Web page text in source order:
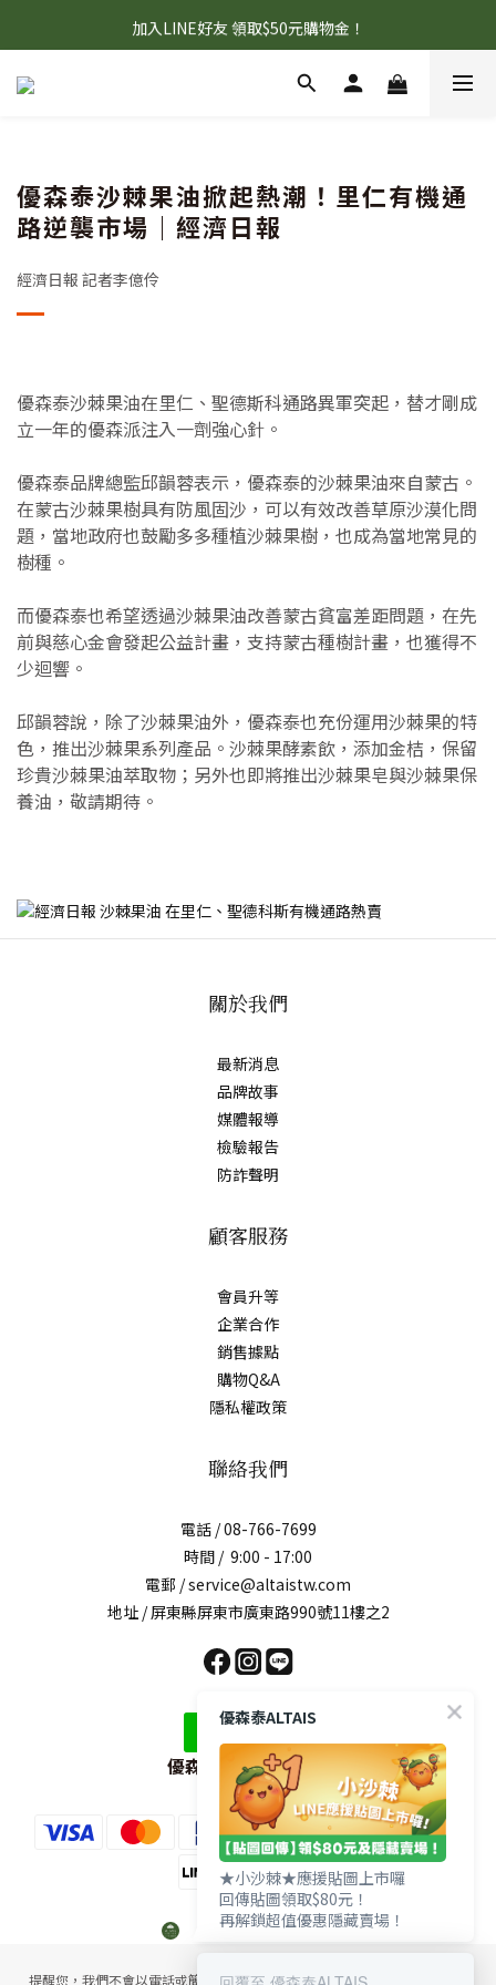
首購95折+免運，滿額贈『旅行壓縮收納袋』數量有限 送完為止！
加入LINE好友 領取$50元購物金！
首購95折+免運，滿額贈『旅行壓縮收納袋』數量有限 送完為止！
優森泰沙棘果油掀起熱潮！里仁有機通
路逆襲市場｜經濟日報
經濟日報 記者李億伶
優森泰沙棘果油在里仁、聖德斯科通路異軍突起，替才剛成
立一年的優森派注入一劑強心針。
優森泰品牌總監邱韻蓉表示，優森泰的沙棘果油來自蒙古。
在蒙古沙棘果樹具有防風固沙，可以有效改善草原沙漠化問
題，當地政府也鼓勵多多種植沙棘果樹，也成為當地常見的
樹種。
而優森泰也希望透過沙棘果油改善蒙古貧富差距問題，在先
前與慈心金會發起公益計畫，支持蒙古種樹計畫，也獲得不
少迴響。
邱韻蓉說，除了沙棘果油外，優森泰也充份運用沙棘果的特
色，推出沙棘果系列產品。沙棘果酵素飲，添加金桔，保留
珍貴沙棘果油萃取物；另外也即將推出沙棘果皂與沙棘果保
養油，敬請期待。
關於我們
最新消息
品牌故事
媒體報導
檢驗報告
防詐聲明
顧客服務
會員升等
企業合作
銷售據點
購物Q&A
隱私權政策
聯絡我們
電話 / 08-766-7699
時間 / 9:00 - 17:00
電郵 / service@altaistw.com
地址 / 屏東縣屏東市廣東路990號11樓之2
優森泰LINE官方帳號
提醒您，我們不會以電話或簡訊方式通知變更付款方式，或改為分期付款。
優森泰ALTAIS
★小沙棘★應援貼圖上市囉
回傳貼圖領取$80元！
再解鎖超值優惠隱藏賣場！